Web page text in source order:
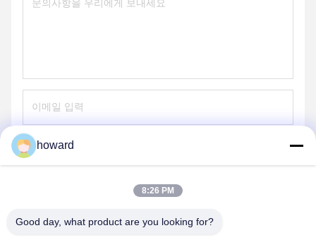
howard
8:26 PM
Good day, what product are you looking for?